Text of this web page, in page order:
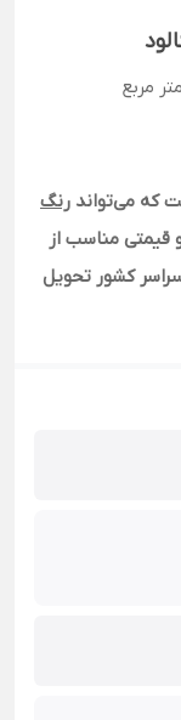
که می‌تواند رنگ
قیمتی مناسب از
کشور تحویل